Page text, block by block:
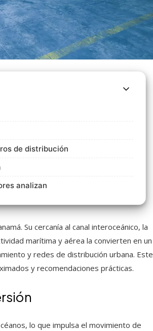
de distribución
analizan
Su cercanía al canal interoceánico, la
marítima y aérea la convierten en un
y redes de distribución urbana. Este
y recomendaciones prácticas.
lo que impulsa el movimiento de